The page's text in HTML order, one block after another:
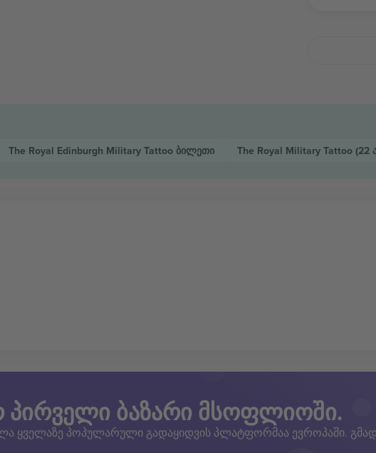
The Royal Edinburgh Military Tattoo ბილეთი The Royal Military Tattoo (22
პირველი ბაზარი მსოფლიოში.
ყველაზე პოპულარული გადაყიდვის პლატფორმაა ევროპაში.